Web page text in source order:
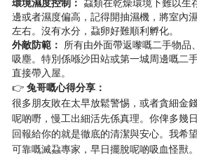
邊或者濕度偏高，記得開抽濕機，將室內
左右。沒有水分，蝨卵好難順利孵化。
外敵防範： 所有由外面帶返嚟嘅二手物品
吸塵。特別係喺沙田站或第一城周邊嘅二
直接帶入屋。
👉兔哥嘅心得分享：
很多朋友敗在太早放鬆警惕，或者貪細金
呢啲嘢，慢工出細活先係真理。你俾多幾
回報給你的就是徹底的清潔與安心。我希
可靠嘅滅蝨專家，早日擺脫呢啲吸血怪獸。